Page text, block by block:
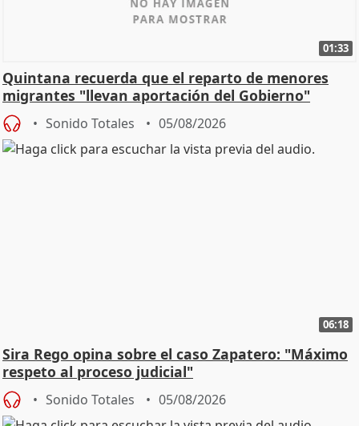
01:33
Quintana recuerda que el reparto de menores
migrantes "llevan aportación del Gobierno"
central
Sonido Totales 05/08/2026
06:18
Sira Rego opina sobre el caso Zapatero: "Máximo
respeto al proceso judicial"
Sonido Totales 05/08/2026